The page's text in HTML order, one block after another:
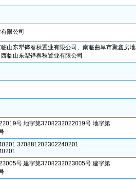
限公司
山东犁铧春秋置业有限公司、南临曲阜市聚鑫房地
临山东犁铧春秋置业有限公司
号 地字第3708232022019号 地字第
370881202302240201
号 建字第3708232023005号 建字第